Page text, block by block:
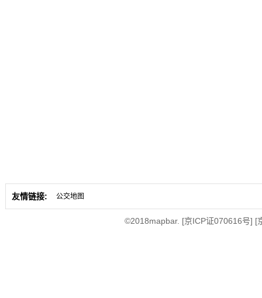
友情链接: 公交地图
©2018mapbar. [京ICP证070616号] [